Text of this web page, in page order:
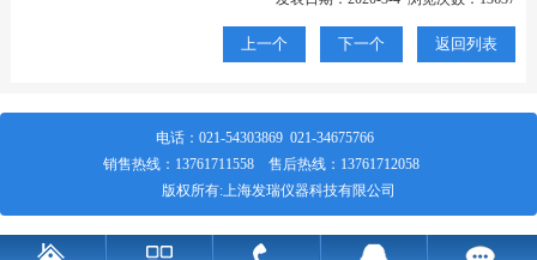
上一个 下一个 返回列表
电话： 021-54303869 021-34675766
销售热线： 13761711558 售后热线： 13761712058
版权所有:上海发瑞仪器科技有限公司